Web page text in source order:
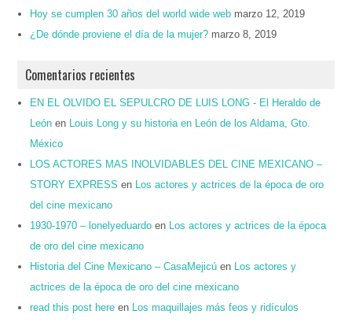
Hoy se cumplen 30 años del world wide web marzo 12, 2019
¿De dónde proviene el día de la mujer? marzo 8, 2019
Comentarios recientes
EN EL OLVIDO EL SEPULCRO DE LUIS LONG - El Heraldo de
León en
Louis Long y su historia en León de los Aldama, Gto.
México
LOS ACTORES MAS INOLVIDABLES DEL CINE MEXICANO –
STORY EXPRESS en
Los actores y actrices de la época de oro
del cine mexicano
1930-1970 – lonelyeduardo en
Los actores y actrices de la época
de oro del cine mexicano
Historia del Cine Mexicano – CasaMejicú en
Los actores y
actrices de la época de oro del cine mexicano
read this post here en Los maquillajes más feos y ridículos